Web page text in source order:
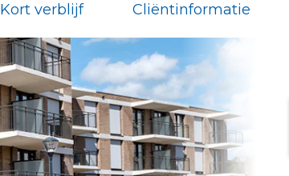
Kort verblijf Cliëntinformatie